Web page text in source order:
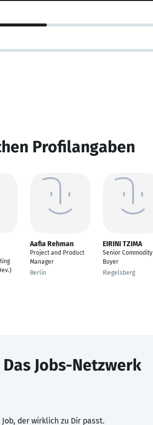
Profilangaben
Aafia Rehman
Project and Product
Manager
Berlin
EIRINI TZIMA
Senior Commodity
Buyer
Riegelsberg
Das Jobs-Netzwerk
der wirklich zu Dir passt.